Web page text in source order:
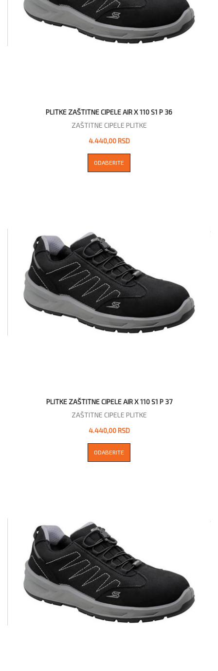
PLITKE ZAŠTITNE CIPELE AIR X 110 S1 P 36
ZAŠTITNE CIPELE PLITKE
4.440,00 RSD
ODABERITE
PLITKE ZAŠTITNE CIPELE AIR X 110 S1 P 37
ZAŠTITNE CIPELE PLITKE
4.440,00 RSD
ODABERITE